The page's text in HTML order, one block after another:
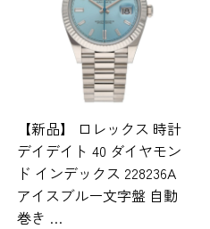
【新品】 ロレックス 時計
デイデイト 40 ダイヤモン
ド インデックス 228236A
アイスブルー文字盤 自動
巻き …